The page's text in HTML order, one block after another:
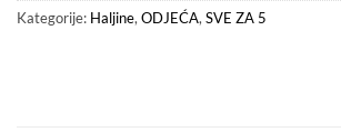
Kategorije: Haljine,ODJEĆA,SVE ZA 5